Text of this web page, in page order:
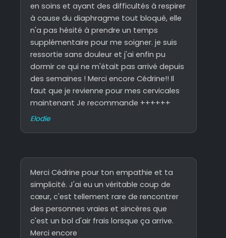
en soins et ayant des difficultés à respirer
à cause du diaphragme tout bloqué, elle
n'a pas hésité à prendre un temps
supplémentaire pour me soigner. je suis
ressortie sans douleur et j'ai enfin pu
dormir ce qui ne m'était pas arrivé depuis
des semaines ! Merci encore Cédrine!! Il
faut que je revienne pour mes cervicales
maintenant Je recommande ++++++
Elodie
Merci Cédrine pour ton empathie et ta
simplicité. J'ai eu un véritable coup de
cœur, c'est tellement rare de rencontrer
des personnes vraies et sincères que
c'est un bol d'air frais lorsque ça arrive.
Merci encore